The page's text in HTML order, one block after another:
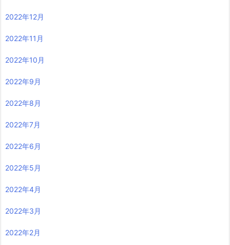
2022年12月
2022年11月
2022年10月
2022年9月
2022年8月
2022年7月
2022年6月
2022年5月
2022年4月
2022年3月
2022年2月